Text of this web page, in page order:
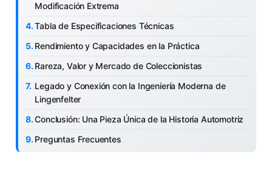
Modificación Extrema
Tabla de Especificaciones Técnicas
Rendimiento y Capacidades en la Práctica
Rareza, Valor y Mercado de Coleccionistas
Legado y Conexión con la Ingeniería Moderna de
Lingenfelter
Conclusión: Una Pieza Única de la Historia Automotriz
Preguntas Frecuentes